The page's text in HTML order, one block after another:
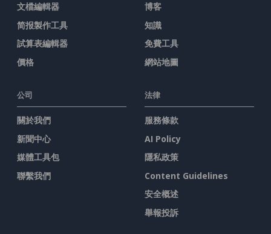
文檔編輯器
简报製作工具
試算表編輯器
價格
博客
知識
免費工具
網站地圖
公司
關於我們
新聞中心
媒體工具包
聯繫我們
法律
服務條款
AI Policy
隱私政策
Content Guidelines
安全概述
舉報投訴